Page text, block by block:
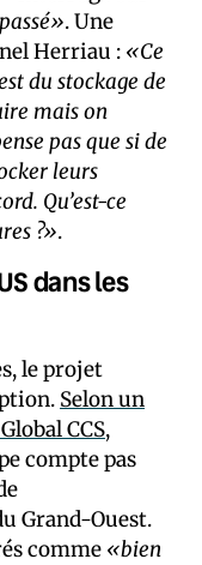
. Une
Herriau : «Ce
du stockage de
mais on
pas que si de
leurs
Qu’est-ce
?».
dans les
le projet
Selon un
CCS,
compte pas
Grand-Ouest.
comme «bien